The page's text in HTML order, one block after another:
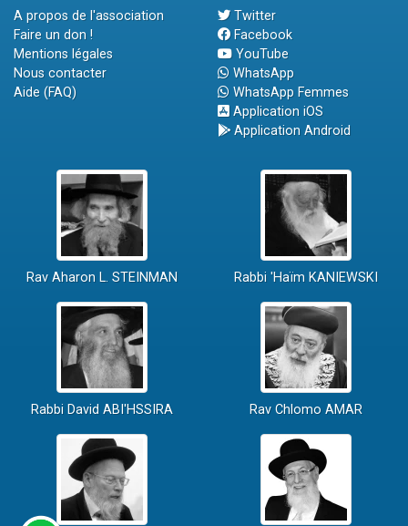
A propos de l'association
Faire un don !
Mentions légales
Nous contacter
Aide (FAQ)
Twitter
Facebook
YouTube
WhatsApp
WhatsApp Femmes
Application iOS
Application Android
Rav Aharon L. STEINMAN Rabbi 'Haïm KANIEWSKI
Rabbi David ABI'HSSIRA Rav Chlomo AMAR